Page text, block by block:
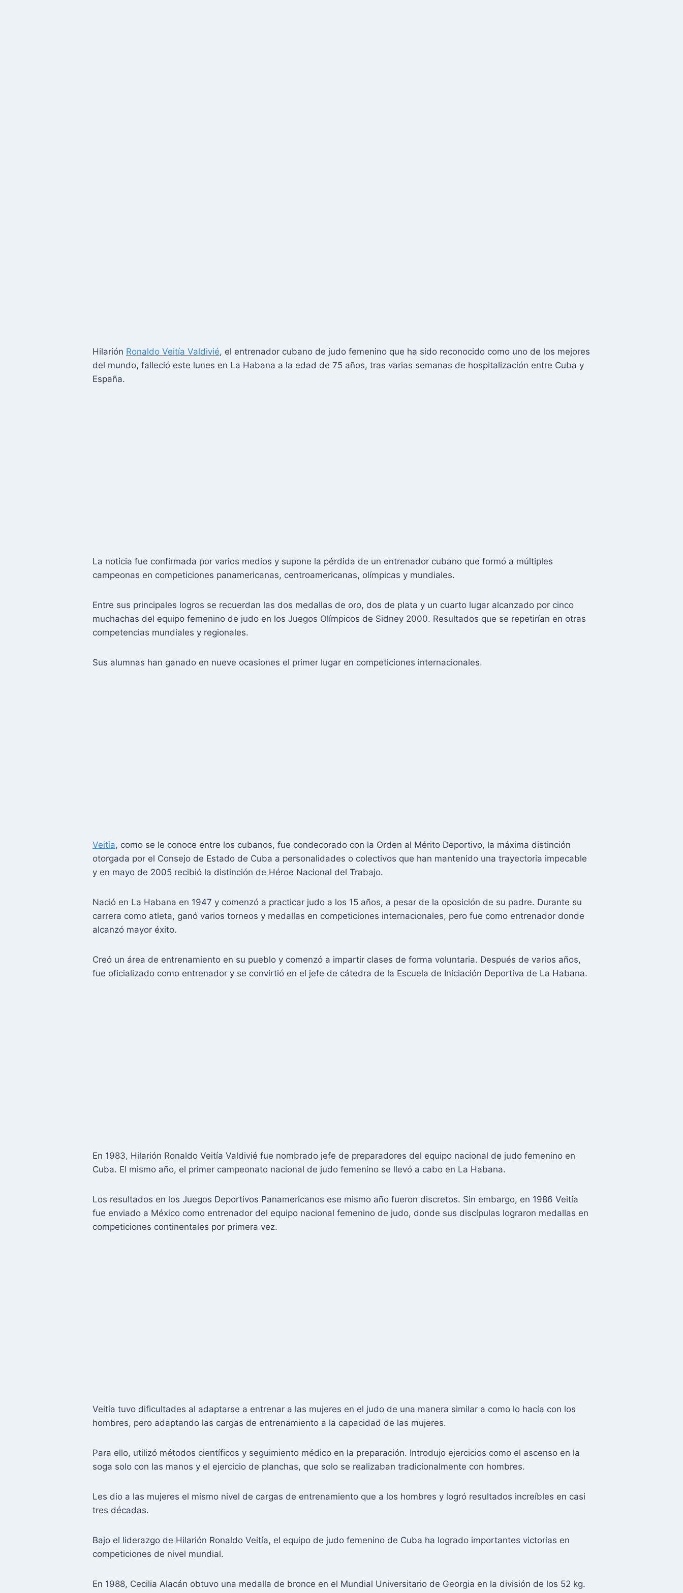
Hilarión Ronaldo Veitía Valdivié, el entrenador cubano de judo femenino que ha sido reconocido como uno de los mejores
del mundo, falleció este lunes en La Habana a la edad de 75 años, tras varias semanas de hospitalización entre Cuba y
España.
La noticia fue confirmada por varios medios y supone la pérdida de un entrenador cubano que formó a múltiples
campeonas en competiciones panamericanas, centroamericanas, olímpicas y mundiales.
Entre sus principales logros se recuerdan las dos medallas de oro, dos de plata y un cuarto lugar alcanzado por cinco
muchachas del equipo femenino de judo en los Juegos Olímpicos de Sidney 2000. Resultados que se repetirían en otras
competencias mundiales y regionales.
Sus alumnas han ganado en nueve ocasiones el primer lugar en competiciones internacionales.
Veitía, como se le conoce entre los cubanos, fue condecorado con la Orden al Mérito Deportivo, la máxima distinción
otorgada por el Consejo de Estado de Cuba a personalidades o colectivos que han mantenido una trayectoria impecable
y en mayo de 2005 recibió la distinción de Héroe Nacional del Trabajo.
Nació en La Habana en 1947 y comenzó a practicar judo a los 15 años, a pesar de la oposición de su padre. Durante su
carrera como atleta, ganó varios torneos y medallas en competiciones internacionales, pero fue como entrenador donde
alcanzó mayor éxito.
Creó un área de entrenamiento en su pueblo y comenzó a impartir clases de forma voluntaria. Después de varios años,
fue oficializado como entrenador y se convirtió en el jefe de cátedra de la Escuela de Iniciación Deportiva de La Habana.
En 1983, Hilarión Ronaldo Veitía Valdivié fue nombrado jefe de preparadores del equipo nacional de judo femenino en
Cuba. El mismo año, el primer campeonato nacional de judo femenino se llevó a cabo en La Habana.
Los resultados en los Juegos Deportivos Panamericanos ese mismo año fueron discretos. Sin embargo, en 1986 Veitía
fue enviado a México como entrenador del equipo nacional femenino de judo, donde sus discípulas lograron medallas en
competiciones continentales por primera vez.
Veitía tuvo dificultades al adaptarse a entrenar a las mujeres en el judo de una manera similar a como lo hacía con los
hombres, pero adaptando las cargas de entrenamiento a la capacidad de las mujeres.
Para ello, utilizó métodos científicos y seguimiento médico en la preparación. Introdujo ejercicios como el ascenso en la
soga solo con las manos y el ejercicio de planchas, que solo se realizaban tradicionalmente con hombres.
Les dio a las mujeres el mismo nivel de cargas de entrenamiento que a los hombres y logró resultados increíbles en casi
tres décadas.
Bajo el liderazgo de Hilarión Ronaldo Veitía, el equipo de judo femenino de Cuba ha logrado importantes victorias en
competiciones de nivel mundial.
En 1988, Cecilia Alacán obtuvo una medalla de bronce en el Mundial Universitario de Georgia en la división de los 52 kg.